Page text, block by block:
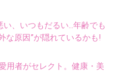
、いつもだるい...年齢でも
な原因”が隠れているかも!
用者がセレクト。健康・美